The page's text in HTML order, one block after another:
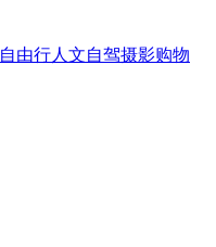
自由行人文自驾摄影购物